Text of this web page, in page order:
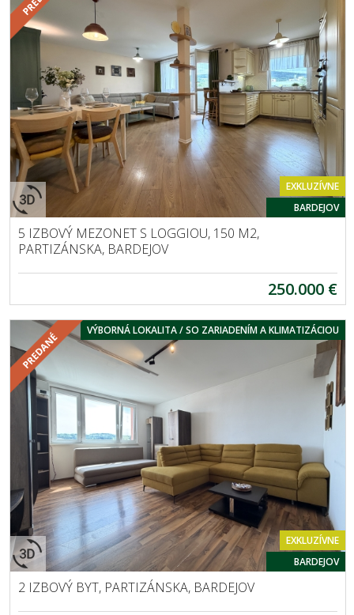
EXKLUZÍVNE
BARDEJOV
5 IZBOVÝ MEZONET S LOGGIOU, 150 M2,
PARTIZÁNSKA, BARDEJOV
250.000 €
VÝBORNÁ LOKALITA / SO ZARIADENÍM A KLIMATIZÁCIOU
EXKLUZÍVNE
BARDEJOV
2 IZBOVÝ BYT, PARTIZÁNSKA, BARDEJOV